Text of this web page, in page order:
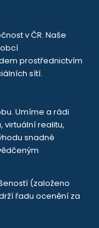
v ČR. Naše
prostřednictvím
sítí.
Umíme a rádi
virtuální realitu,
snadné
(založeno
řadu ocenění za